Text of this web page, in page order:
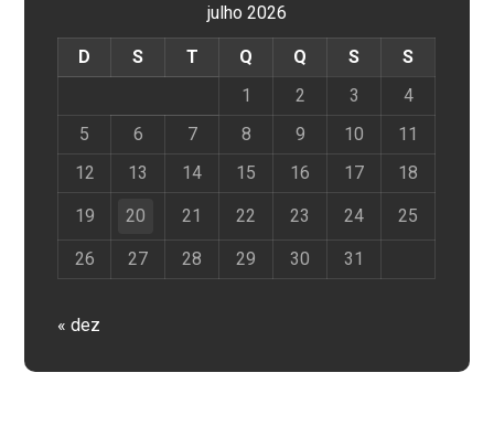
julho 2026
D S T Q Q S
S
1
2 3
4
5
6 7 8 9 10
11
12
13 14 15 16 17 18
19 20 21 22 23 24 25
26 27 28 29 30 31
« dez